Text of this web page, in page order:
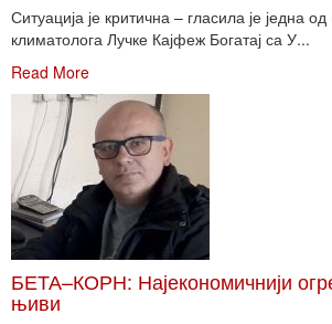
Ситуација је критична – гласила је једна
климатолога Лучке Кајфеж Богатај са У...
Read More
БЕТА–КОРН: Најекономичнији
њиви